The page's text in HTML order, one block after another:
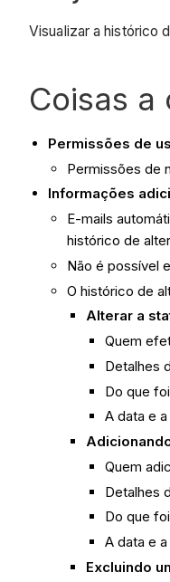
Visualizar a histórico
Coisas
Permissões de
Permissões de
Informações
E-mails
histórico de
Não é possível
O histórico de
Alterar a
Quem
Detalhes
Do que
A data e
Quem
Detalhes
Do que
A data e
Excluindo